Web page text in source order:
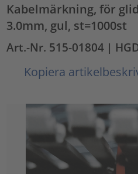
Kabelmärkning, för
3.0mm, gul, st=1000st
Art.-Nr. 515-01804 |
Kopiera